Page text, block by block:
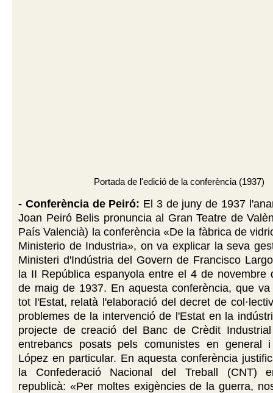
Portada de l'edició de la conferència (1937)
- Conferència de Peiró: El 3 de juny de 1937
Joan Peiró Belis pronuncia al Gran Teatre de
País Valencià) la conferència «De la fàbrica de
Ministerio de Industria», on va explicar la seva
Ministeri d'Indústria del Govern de Francisco
la II República espanyola entre el 4 de novembre
de maig de 1937. En aquesta conferència, que
tot l'Estat, relatà l'elaboració del decret de
problemes de la intervenció de l'Estat en la
projecte de creació del Banc de Crèdit
entrebancs posats pels comunistes en general
López en particular. En aquesta conferència
la Confederació Nacional del Treball (CNT)
republicà: «Per moltes exigències de la guerra,